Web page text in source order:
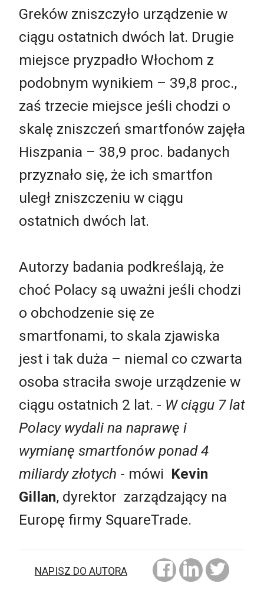
Greków zniszczyło urządzenie w
ciągu ostatnich dwóch lat. Drugie
miejsce pryzpadło Włochom z
podobnym wynikiem – 39,8 proc.,
zaś trzecie miejsce jeśli chodzi o
skalę zniszczeń smartfonów zajęła
Hiszpania – 38,9 proc. badanych
przyznało się, że ich smartfon
uległ zniszczeniu w ciągu
ostatnich dwóch lat.
Autorzy badania podkreślają, że
choć Polacy są uważni jeśli chodzi
o obchodzenie się ze
smartfonami, to skala zjawiska
jest i tak duża – niemal co czwarta
osoba straciła swoje urządzenie w
ciągu ostatnich 2 lat. - W ciągu 7 lat
Polacy wydali na naprawę i
wymianę smartfonów ponad 4
miliardy złotych - mówi Kevin
Gillan, dyrektor zarządzający na
Europę firmy SquareTrade.
NAPISZ DO AUTORA